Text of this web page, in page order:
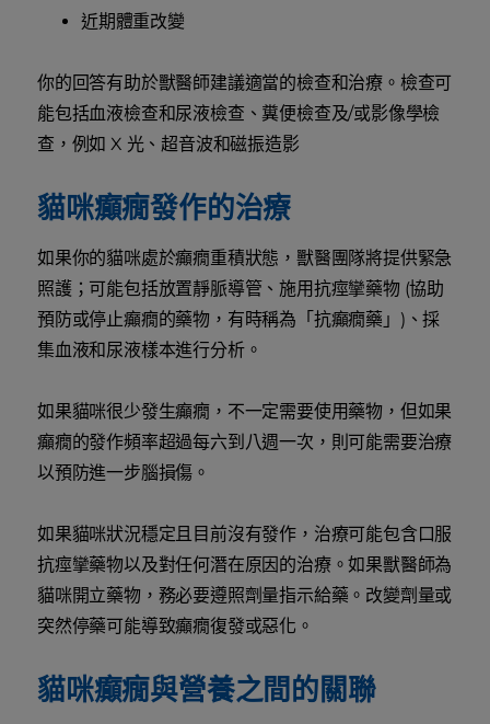
近期體重改變
你的回答有助於獸醫師建議適當的檢查和治療。檢查可
能包括血液檢查和尿液檢查、糞便檢查及/或影像學檢
查，例如 X 光、超音波和磁振造影
貓咪癲癇發作的治療
如果你的貓咪處於癲癇重積狀態，獸醫團隊將提供緊急
照護；可能包括放置靜脈導管、施用抗痙攣藥物 (協助
預防或停止癲癇的藥物，有時稱為「抗癲癇藥」)、採
集血液和尿液樣本進行分析。
如果貓咪很少發生癲癇，不一定需要使用藥物，但如果
癲癇的發作頻率超過每六到八週一次，則可能需要治療
以預防進一步腦損傷。
如果貓咪狀況穩定且目前沒有發作，治療可能包含口服
抗痙攣藥物以及對任何潛在原因的治療。如果獸醫師為
貓咪開立藥物，務必要遵照劑量指示給藥。改變劑量或
突然停藥可能導致癲癇復發或惡化。
貓咪癲癇與營養之間的關聯